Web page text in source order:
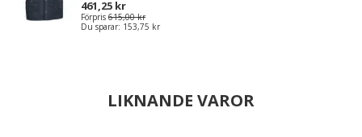
461,25 kr
Förpris 615,00 kr
Du sparar: 153,75 kr
LIKNANDE VAROR